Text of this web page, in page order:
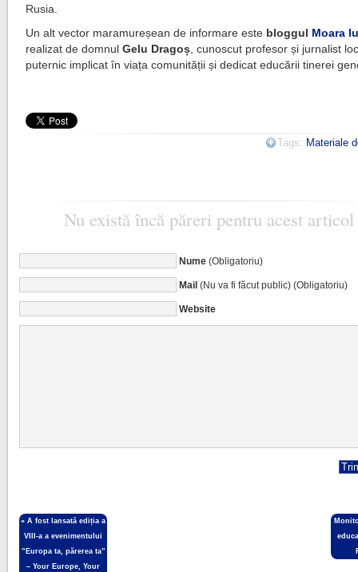
Rusia.
Un alt vector maramureșean de informare este bloggul Moara
realizat de domnulGelu Dragoș , cunoscut profesor și jurnalist
puternic implicat în viața comunității și dedicat educării tinerei
Tags: Materiale
Nu există încă păreri pentru acest articol
Nume(Obligatoriu)
Mail(Nu va fi făcut public) (Obligatoriu)
Website
«A fost lansată ediția a
VIII-a a evenimentului
”Europa ta, părerea ta”
– Your Europe, Your